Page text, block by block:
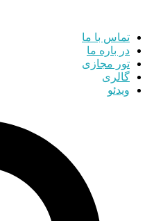
تماس با ما
در باره ما
تور مجازی
گالری
ویدئو